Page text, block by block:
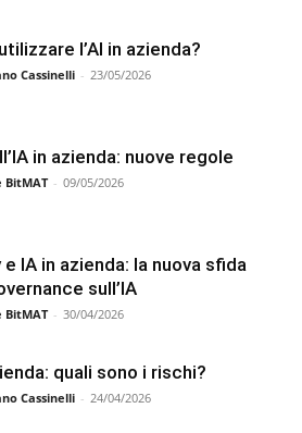
l’AI in azienda?
Cassinelli - 23/05/2026
in azienda: nuove regole
BitMAT - 09/05/2026
e IA in azienda: la nuova sfida
sull’IA
BitMAT - 30/04/2026
quali sono i rischi?
Cassinelli - 24/04/2026